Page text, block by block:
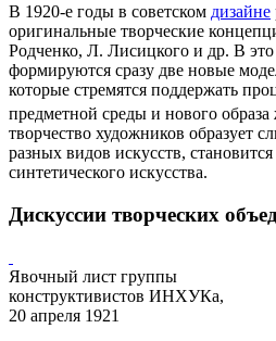
В 1920-е годы в советском дизайне
оригинальные творческие
Родченко, Л. Лисицкого и др. В это
формируются сразу две новые
которые стремятся поддержать
предметной среды и нового
творчество художников образует
разных видов искусств,
синтетического искусства.
Дискуссии творческих
Явочный лист группы
конструктивистов ИНХУКа,
20 апреля 1921